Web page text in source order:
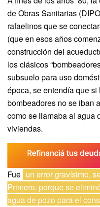
de Obras Sanitarias
rafaelinos que se
(que en esos años
construcción del
los clásicos
subsuelo para uso
época, se entendía que
bombeadores no se iban
como se llamaba al agua
viviendas.
Fue un error gravísimo,
Primero, porque se
agua de pozo para el